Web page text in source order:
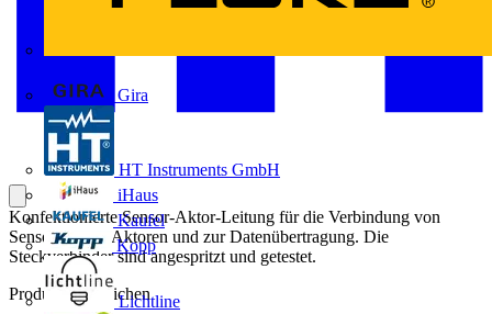
Gira
HT Instruments GmbH
iHaus
Kaufel
Kopp
Lichtline
Konfektionierte Sensor-Aktor-Leitung für die Verbindung von
Sensoren oder Aktoren und zur Datenübertragung. Die
Steckverbinder sind angespritzt und getestet.
Produktkennzeichen